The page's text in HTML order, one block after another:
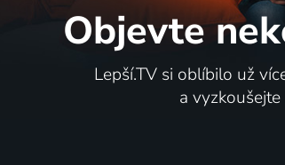
Objevte
Lepší.TV si oblíbilo už
a